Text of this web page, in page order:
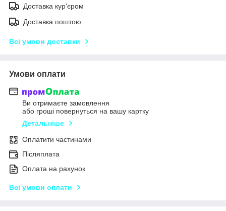
Доставка кур'єром
Доставка поштою
Всі умови доставки
Умови оплати
Ви отримаєте замовлення
або гроші повернуться на вашу картку
Детальніше
Оплатити частинами
Післяплата
Оплата на рахунок
Всі умови оплати